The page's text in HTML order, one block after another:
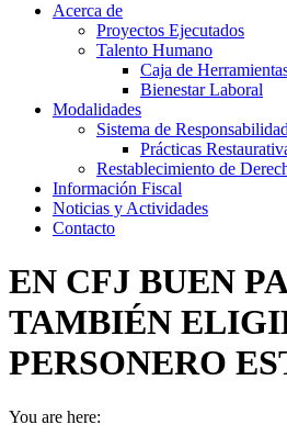
Acerca de
Proyectos Ejecutados
Talento Humano
Caja de
Bienestar Laboral
Modalidades
Sistema de
Prácticas
Restablecimiento de
Información Fiscal
Noticias y Actividades
Contacto
EN CFJ BUEN
TAMBIÉN
PERSONERO
You are here: